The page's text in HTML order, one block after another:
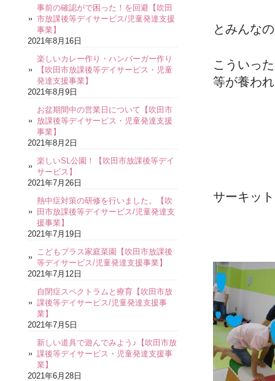
とみんな
こういっ
等が養わ
サーキッ
事前の確認がで困った！を回避【吹田
市放課後等デイサービス/児童発達支援
事業】
2021年8月16日
楽しいカレー作り・ハンバーガー作り
【吹田市放課後等デイサービス・児童
発達支援事業】
2021年8月9日
お盆期間中の営業日について【吹田市
放課後等デイサービス・児童発達支援
事業】
2021年8月2日
楽しいSL公園！【吹田市放課後等デイ
サービス】
2021年7月26日
熱中症対策の研修を行いました。【吹
田市放課後等デイサービス/児童発達支
援事業】
2021年7月19日
こどもプラス家庭菜園【吹田市放課後
等デイサービス/児童発達支援事業】
2021年7月12日
自閉症スペクトラムと療育【吹田市放
課後等デイサービス/児童発達支援事
業】
2021年7月5日
新しい道具で遊んでみよう♪【吹田市放
課後等デイサービス・児童発達支援事
業】
2021年6月28日